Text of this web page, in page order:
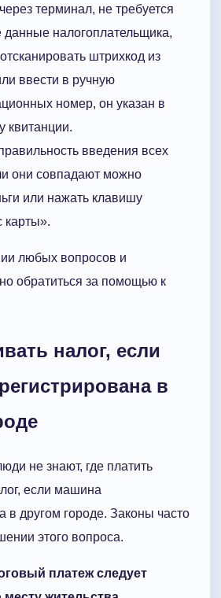
терминал, не требуется
данные налогоплательщика,
штрихкод из
ввести в ручную
номер, он указан в
квитанции.
введения всех
они совпадают можно
или нажать клавишу
карты».
любых вопросов и
обратиться за помощью к
налог, если
в
не знают, где платить
если машина
в другом городе. Законы часто
этого вопроса.
платеж следует